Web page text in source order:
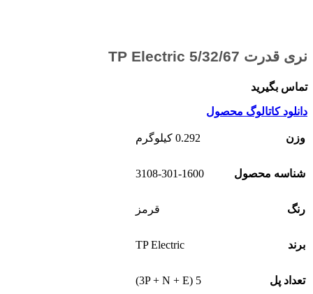
نری قدرت 5/32/67 TP Electric
تماس بگیرید
دانلود کاتالوگ محصول
وزن 0.292 کیلوگرم
شناسه محصول 3108-301-1600
رنگ قرمز
برند TP Electric
تعداد پل 5 (3P + N + E)